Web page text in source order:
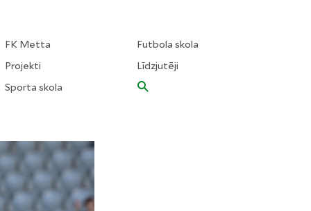
FK Metta
Projekti
Sporta skola
Futbola skola
Līdzjutēji